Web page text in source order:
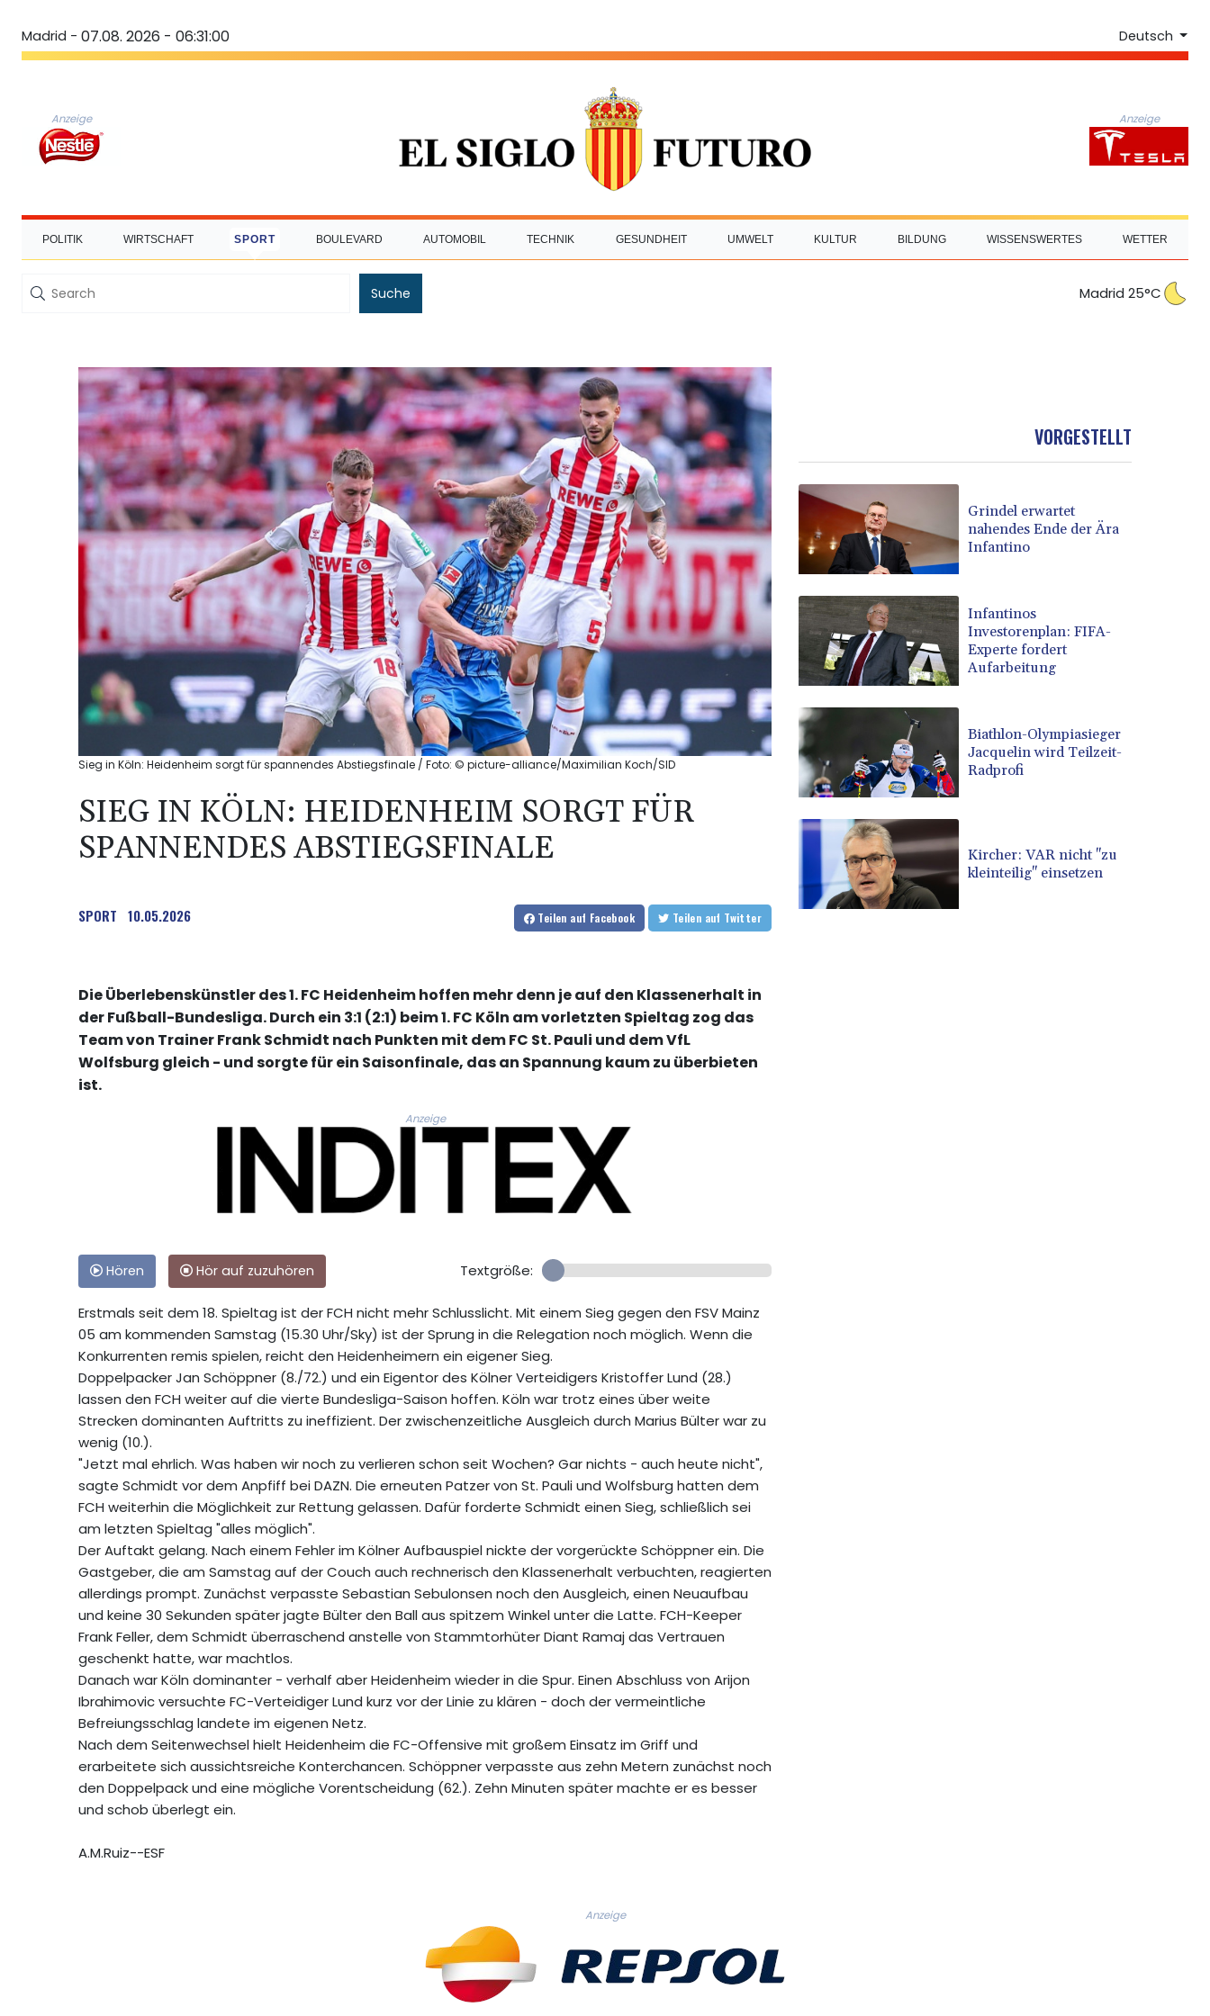
Madrid - 07.08. 2026 - 06:31:01 Deutsch
Anzeige Anzeige
POLITIK WIRTSCHAFT SPORT BOULEVARD AUTOMOBIL TECHNIK GESUNDHEIT UMWELT KULTUR BILDUNG WISSENSWERTES WETTER
Suche Madrid 25°C
Sieg in Köln: Heidenheim sorgt für spannendes Abstiegsfinale / Foto: © picture-alliance/Maximilian Koch/SID
SIEG IN KÖLN: HEIDENHEIM SORGT FÜR
SPANNENDES ABSTIEGSFINALE
SPORT 10.05.2026 Teilen auf Facebook Teilen auf Twitter
Die Überlebenskünstler des 1. FC Heidenheim hoffen mehr denn je auf den Klassenerhalt in
der Fußball-Bundesliga. Durch ein 3:1 (2:1) beim 1. FC Köln am vorletzten Spieltag zog das
Team von Trainer Frank Schmidt nach Punkten mit dem FC St. Pauli und dem VfL
Wolfsburg gleich - und sorgte für ein Saisonfinale, das an Spannung kaum zu überbieten
ist.
Anzeige
Hören Hör auf zuzuhören Textgröße:
Erstmals seit dem 18. Spieltag ist der FCH nicht mehr Schlusslicht. Mit einem Sieg gegen den FSV Mainz
05 am kommenden Samstag (15.30 Uhr/Sky) ist der Sprung in die Relegation noch möglich. Wenn die
Konkurrenten remis spielen, reicht den Heidenheimern ein eigener Sieg.
Doppelpacker Jan Schöppner (8./72.) und ein Eigentor des Kölner Verteidigers Kristoffer Lund (28.)
lassen den FCH weiter auf die vierte Bundesliga-Saison hoffen. Köln war trotz eines über weite
Strecken dominanten Auftritts zu ineffizient. Der zwischenzeitliche Ausgleich durch Marius Bülter war zu
wenig (10.).
"Jetzt mal ehrlich. Was haben wir noch zu verlieren schon seit Wochen? Gar nichts - auch heute nicht",
sagte Schmidt vor dem Anpfiff bei DAZN. Die erneuten Patzer von St. Pauli und Wolfsburg hatten dem
FCH weiterhin die Möglichkeit zur Rettung gelassen. Dafür forderte Schmidt einen Sieg, schließlich sei
am letzten Spieltag "alles möglich".
Der Auftakt gelang. Nach einem Fehler im Kölner Aufbauspiel nickte der vorgerückte Schöppner ein. Die
Gastgeber, die am Samstag auf der Couch auch rechnerisch den Klassenerhalt verbuchten, reagierten
allerdings prompt. Zunächst verpasste Sebastian Sebulonsen noch den Ausgleich, einen Neuaufbau
und keine 30 Sekunden später jagte Bülter den Ball aus spitzem Winkel unter die Latte. FCH-Keeper
Frank Feller, dem Schmidt überraschend anstelle von Stammtorhüter Diant Ramaj das Vertrauen
geschenkt hatte, war machtlos.
Danach war Köln dominanter - verhalf aber Heidenheim wieder in die Spur. Einen Abschluss von Arijon
Ibrahimovic versuchte FC-Verteidiger Lund kurz vor der Linie zu klären - doch der vermeintliche
Befreiungsschlag landete im eigenen Netz.
Nach dem Seitenwechsel hielt Heidenheim die FC-Offensive mit großem Einsatz im Griff und
erarbeitete sich aussichtsreiche Konterchancen. Schöppner verpasste aus zehn Metern zunächst noch
den Doppelpack und eine mögliche Vorentscheidung (62.). Zehn Minuten später machte er es besser
und schob überlegt ein.
A.M.Ruiz--ESF
VORGESTELLT
Grindel erwartet
nahendes Ende der Ära
Infantino
Infantinos
Investorenplan: FIFA-
Experte fordert
Aufarbeitung
Biathlon-Olympiasieger
Jacquelin wird Teilzeit-
Radprofi
Kircher: VAR nicht "zu
kleinteilig" einsetzen
Anzeige